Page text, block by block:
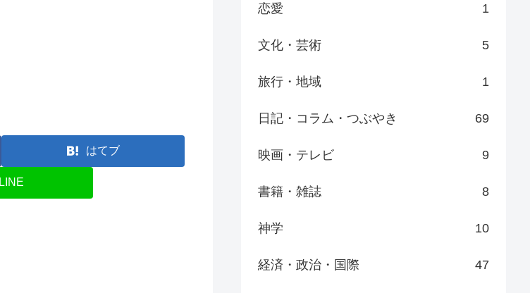
はてブ
LINE
恋愛 1
文化・芸術 5
旅行・地域 1
日記・コラム・つぶやき 69
映画・テレビ 9
書籍・雑誌 8
神学 10
経済・政治・国際 47